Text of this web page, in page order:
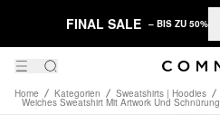
FINAL SALE – BIS ZU 50%
Home Kategorien Sweatshirts | Hoodies
Weiches Sweatshirt Mit Artwork Und Schnürung